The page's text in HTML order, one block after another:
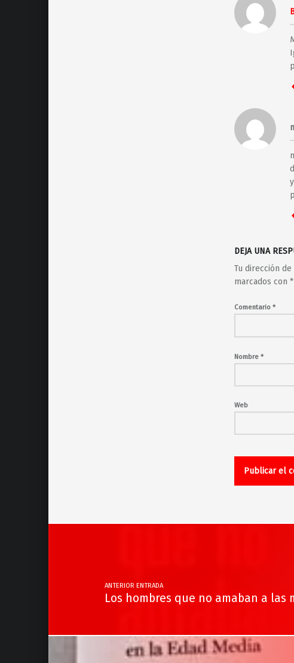
DEJA UNA
Tu dirección
marcados con *
Comentario *
Nombre *
Web
Navegación de entradas
ANTERIOR ENTRADA
Los hombres que no amaban a las